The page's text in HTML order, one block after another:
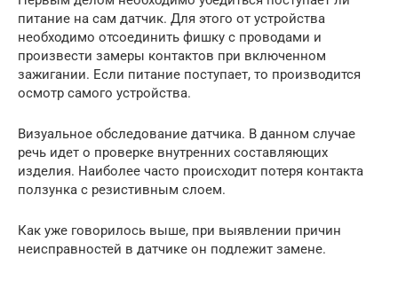
питание на сам датчик. Для этого от устройства
необходимо отсоединить фишку с проводами и
произвести замеры контактов при включенном
зажигании. Если питание поступает, то производится
осмотр самого устройства.
Визуальное обследование датчика. В данном случае
речь идет о проверке внутренних составляющих
изделия. Наиболее часто происходит потеря контакта
ползунка с резистивным слоем.
Как уже говорилось выше, при выявлении причин
неисправностей в датчике он подлежит замене.